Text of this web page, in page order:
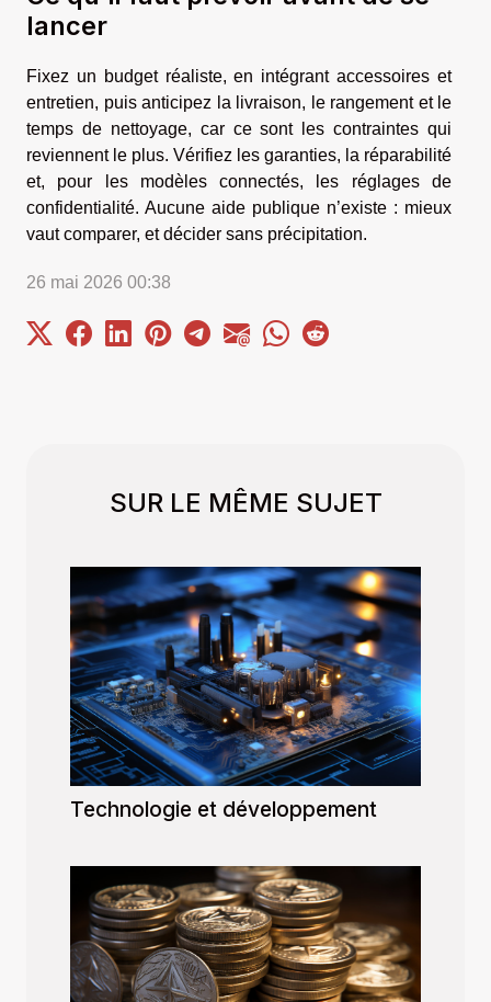
lancer
Fixez un budget réaliste, en intégrant accessoires et
entretien, puis anticipez la livraison, le rangement et le
temps de nettoyage, car ce sont les contraintes qui
reviennent le plus. Vérifiez les garanties, la réparabilité
et, pour les modèles connectés, les réglages de
confidentialité. Aucune aide publique n’existe : mieux
vaut comparer, et décider sans précipitation.
26 mai 2026 00:38
SUR LE MÊME SUJET
Technologie et développement